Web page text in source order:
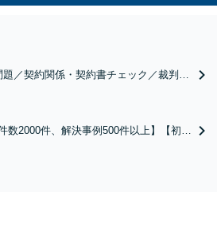
題／契約関係・契約書チェック／裁判対
ください！【顧問経験豊富】【個別案
数2000件、解決事例500件以上】【初回